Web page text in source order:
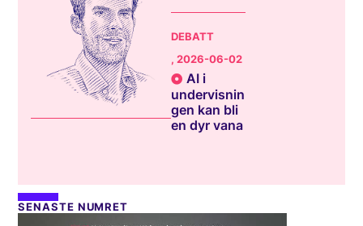
DEBATT
, 2026-06-02
AI i
undervisnin
gen kan bli
en dyr vana
SENASTE NUMRET